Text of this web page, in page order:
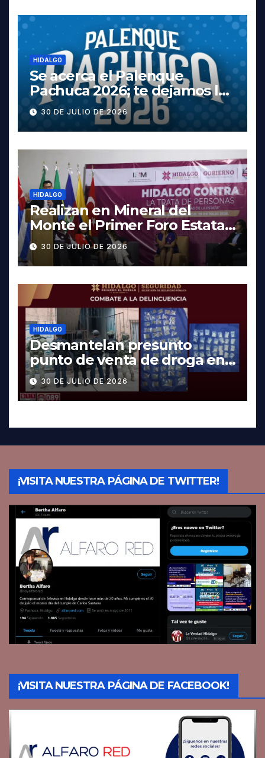
HIDALGO
Se acerca el Palenque
Pachuca 2026; te dejamos la
cartelera completa, las
fechas y los precios
30 DE JULIO DE 2026
HIDALGO
Realizan en Mineral del
Monte el Primer Foro Estatal
contra la Trata de Personas
30 DE JULIO DE 2026
HIDALGO
Desmantelan presunto
punto de venta de droga en
Pachuca; hay dos detenidos
30 DE JULIO DE 2026
¡VISITA NUESTRA PÁGINA DE TWITTER!
¡VISITA NUESTRA PÁGINA DE FACEBOOK!